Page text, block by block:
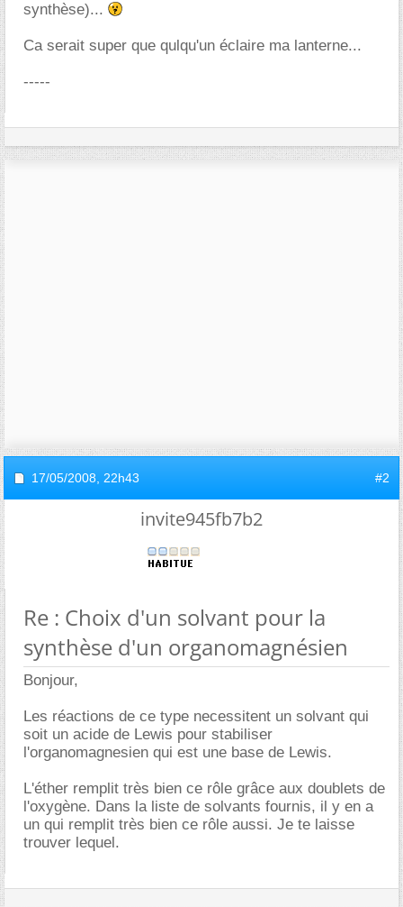
synthèse)...
Ca serait super que qulqu'un éclaire ma lanterne...
-----
17/05/2008, 22h43 #2
invite945fb7b2
Re : Choix d'un solvant pour la
synthèse d'un organomagnésien
Bonjour,
Les réactions de ce type necessitent un solvant qui
soit un acide de Lewis pour stabiliser
l'organomagnesien qui est une base de Lewis.
L'éther remplit très bien ce rôle grâce aux doublets de
l'oxygène. Dans la liste de solvants fournis, il y en a
un qui remplit très bien ce rôle aussi. Je te laisse
trouver lequel.